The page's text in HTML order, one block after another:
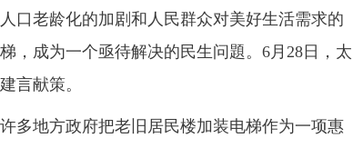
口老龄化的加剧和人民群众对美好生活需求的
，成为一个亟待解决的民生问題。6月28日，太
言献策。
地方政府把老旧居民楼加装电梯作为一项惠